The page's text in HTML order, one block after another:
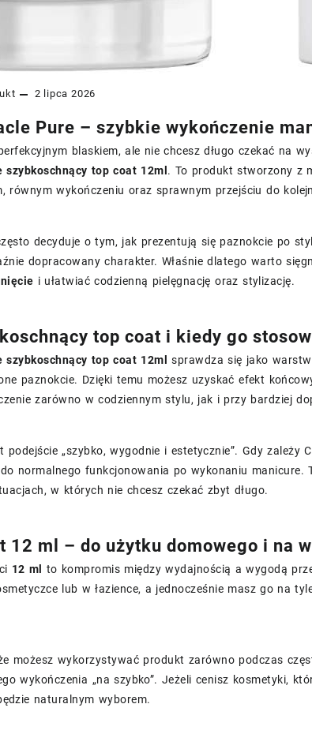
2 lipca 2026
Pure – szybkie wykończenie
blaskiem, ale nie chcesz długo czekać na
top coat 12ml . To produkt stworzony z
równym wykończeniu oraz sprawnym przejściu do
decyduje o tym, jak prezentują się paznokcie po
dopracowany charakter. Właśnie dlatego warto
i ułatwiać codzienną pielęgnację oraz stylizację.
top coat i kiedy go
top coat 12ml
sprawdza się jako
paznokcie. Dzięki temu możesz uzyskać efekt
zarówno w codziennym stylu, jak i przy bardziej
podejście „szybko, wygodnie i estetycznie”. Gdy zależy
normalnego funkcjonowania po wykonaniu manicure.
w których nie chcesz czekać zbyt długo.
12 ml – do użytku domowego i na
12 ml
to kompromis między wydajnością a wygodą
lub w łazience, a jednocześnie masz go na
możesz wykorzystywać produkt zarówno podczas
wykończenia „na szybko”. Jeżeli cenisz kosmetyki,
naturalnym wyborem.